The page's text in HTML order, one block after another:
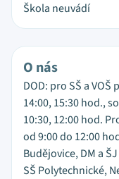
Škola neuvádí
O nás
DOD: pro SŠ a VOŠ
14:00, 15:30 hod.,
10:30, 12:00 hod.
od 9:00 do 12:00
Budějovice, DM a
SŠ Polytechnické,